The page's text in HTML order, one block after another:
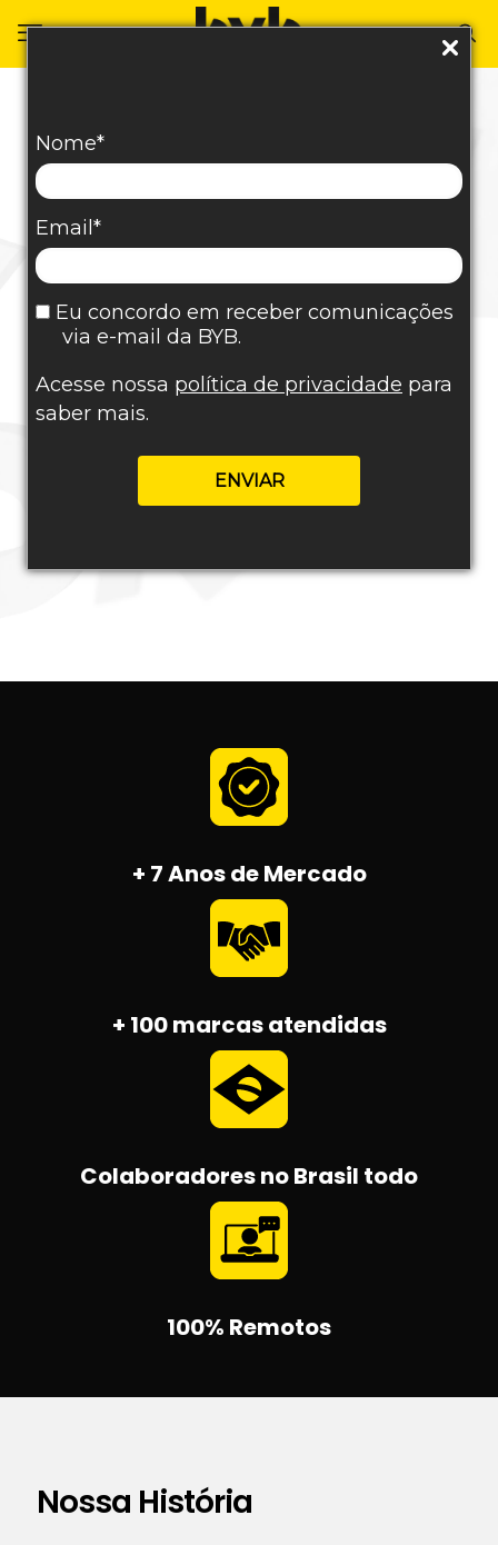
Nome*
Email*
Eu concordo em receber comunicações
via e-mail da BYB.
Acesse nossa política de privacidade para
saber mais.
ENVIAR
Agência de Marketing
Digital BYB
A Agência de Marketing Digital BYB conta
com uma equipe multidisciplinar que
reais para desenvolver soluções
personalizadas, aplicando metodologias
Tráfego Pago, Tráfego Orgânico e Inbound
Marketing.
+ 7 Anos de Mercado
+ 100 marcas atendidas
Colaboradores no Brasil todo
100% Remotos
Nossa História